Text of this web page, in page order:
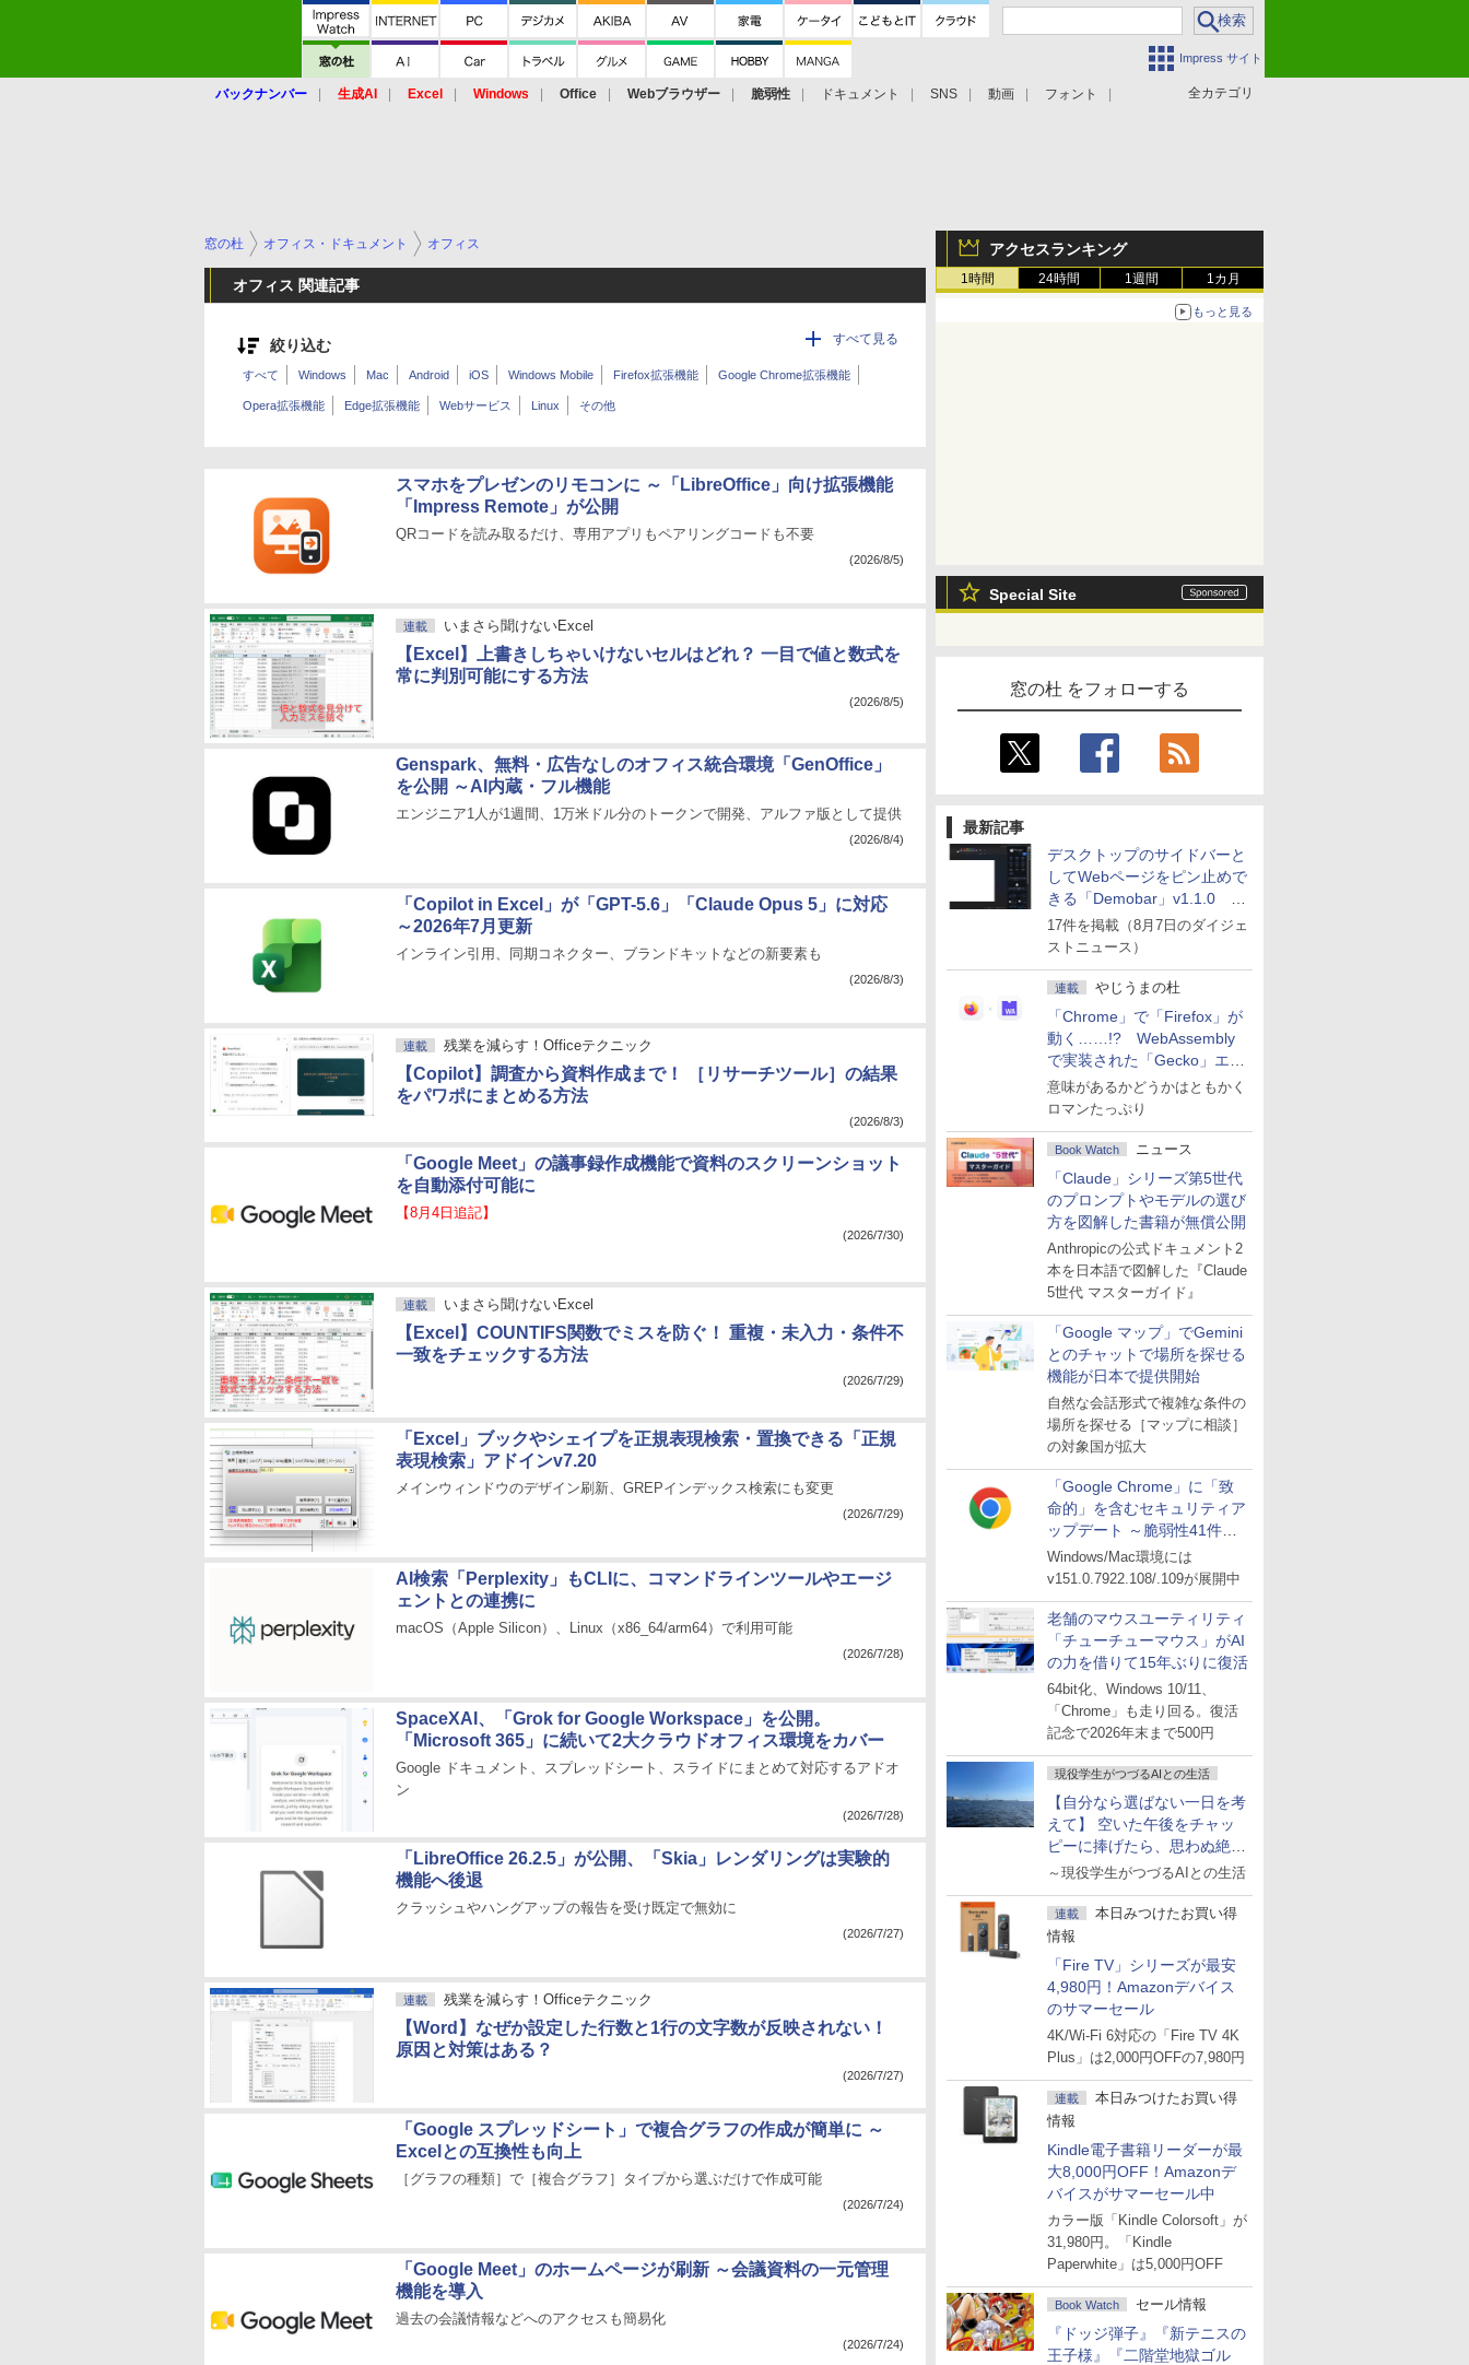
Impress サイト
全カテゴリ
バックナンバー 生成AI Excel Windows Office Webブラウザー 脆弱性 ドキュメント SNS 動画 フォント
アクセスランキング
1時間 24時間 1週間 1カ月
もっと見る
Special Site
窓の杜 をフォローする
最新記事
デスクトップのサイドバーと
してWebページをピン止めで
きる「Demobar」v1.1.0 ほ
か
17件を掲載（8月7日のダイジェ
ストニュース）
連載 やじうまの杜
「Chrome」で「Firefox」が
動く……!? WebAssembly
で実装された「Gecko」エン
ジン
意味があるかどうかはともかく
ロマンたっぷり
Book Watch ニュース
「Claude」シリーズ第5世代
のプロンプトやモデルの選び
方を図解した書籍が無償公開
Anthropicの公式ドキュメント2
本を日本語で図解した『Claude
5世代 マスターガイド』
「Google マップ」でGemini
とのチャットで場所を探せる
機能が日本で提供開始
自然な会話形式で複雑な条件の
場所を探せる［マップに相談］
の対象国が拡大
「Google Chrome」に「致
命的」を含むセキュリティア
ップデート ～脆弱性41件に
対処
Windows/Mac環境には
v151.0.7922.108/.109が展開中
老舗のマウスユーティリティ
「チューチューマウス」がAI
の力を借りて15年ぶりに復活
64bit化、Windows 10/11、
「Chrome」も走り回る。復活
記念で2026年末まで500円
現役学生がつづるAIとの生活
【自分なら選ばない一日を考
えて】 空いた午後をチャッ
ピーに捧げたら、思わぬ絶景
に出会った話
～現役学生がつづるAIとの生活
連載
本日みつけたお買い得
情報
「Fire TV」シリーズが最安
4,980円！Amazonデバイス
のサマーセール
4K/Wi-Fi 6対応の「Fire TV 4K
Plus」は2,000円OFFの7,980円
連載
本日みつけたお買い得
情報
Kindle電子書籍リーダーが最
大8,000円OFF！Amazonデ
バイスがサマーセール中
カラー版「Kindle Colorsoft」が
31,980円。「Kindle
Paperwhite」は5,000円OFF
Book Watch セール情報
『ドッジ弾子』『新テニスの
王子様』『二階堂地獄ゴル
窓の杜 オフィス・ドキュメント オフィス
オフィス 関連記事
絞り込む すべて見る
すべて Windows Mac Android iOS Windows Mobile Firefox拡張機能 Google Chrome拡張機能
Opera拡張機能 Edge拡張機能 Webサービス Linux その他
スマホをプレゼンのリモコンに ～「LibreOffice」向け拡張機能
「Impress Remote」が公開
QRコードを読み取るだけ、専用アプリもペアリングコードも不要
(2026/8/5)
連載 いまさら聞けないExcel
【Excel】上書きしちゃいけないセルはどれ？ 一目で値と数式を
常に判別可能にする方法
(2026/8/5)
Genspark、無料・広告なしのオフィス統合環境「GenOffice」
を公開 ～AI内蔵・フル機能
エンジニア1人が1週間、1万米ドル分のトークンで開発、アルファ版として提供
(2026/8/4)
「Copilot in Excel」が「GPT-5.6」「Claude Opus 5」に対応
～2026年7月更新
インライン引用、同期コネクター、ブランドキットなどの新要素も
(2026/8/3)
連載 残業を減らす！Officeテクニック
【Copilot】調査から資料作成まで！ ［リサーチツール］の結果
をパワポにまとめる方法
(2026/8/3)
「Google Meet」の議事録作成機能で資料のスクリーンショット
を自動添付可能に
【8月4日追記】
(2026/7/30)
連載 いまさら聞けないExcel
【Excel】COUNTIFS関数でミスを防ぐ！ 重複・未入力・条件不
一致をチェックする方法
(2026/7/29)
「Excel」ブックやシェイプを正規表現検索・置換できる「正規
表現検索」アドインv7.20
メインウィンドウのデザイン刷新、GREPインデックス検索にも変更
(2026/7/29)
AI検索「Perplexity」もCLIに、コマンドラインツールやエージ
ェントとの連携に
macOS（Apple Silicon）、Linux（x86_64/arm64）で利用可能
(2026/7/28)
SpaceXAI、「Grok for Google Workspace」を公開。
「Microsoft 365」に続いて2大クラウドオフィス環境をカバー
Google ドキュメント、スプレッドシート、スライドにまとめて対応するアドオ
ン
(2026/7/28)
「LibreOffice 26.2.5」が公開、「Skia」レンダリングは実験的
機能へ後退
クラッシュやハングアップの報告を受け既定で無効に
(2026/7/27)
連載 残業を減らす！Officeテクニック
【Word】なぜか設定した行数と1行の文字数が反映されない！
原因と対策はある？
(2026/7/27)
「Google スプレッドシート」で複合グラフの作成が簡単に ～
Excelとの互換性も向上
［グラフの種類］で［複合グラフ］タイプから選ぶだけで作成可能
(2026/7/24)
「Google Meet」のホームページが刷新 ～会議資料の一元管理
機能を導入
過去の会議情報などへのアクセスも簡易化
(2026/7/24)